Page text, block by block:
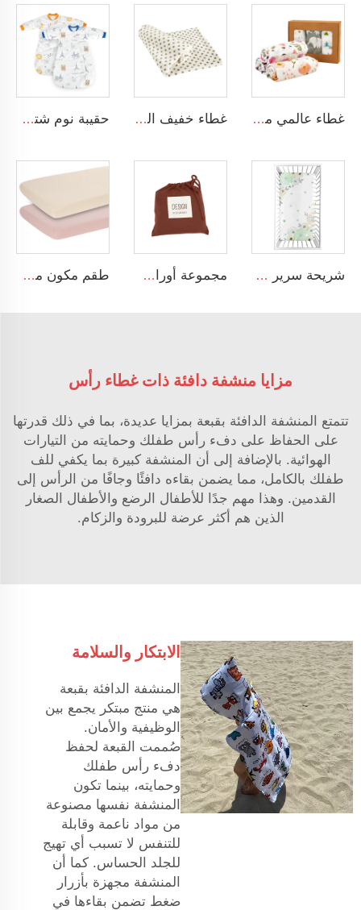
غطاء عالمي مصنوع من القطن العضوي بنسبة 100% موسولين ناعم ومريح للأطفال الرضع غطاء خفيف الوزن مقاس 30 × 40 بوصة من الفليس الناعم للغاية حقيبة نوم شتوية للأطفال الرضع من القطن 100٪ قابلة للتنفس وصديقة للبيئة
شريحة سرير أطفال بنمط زهور ناعمة من القطن العضوي للأطفال الفتيات مجموعة أوراق سرير مهد ملائمة عضوية للمهد القياسي 100٪ قطن موسلين ناعم قابل للتنفس طقم مكون من قطعتين من قماش الموسيلين القطني 100٪ بمقاس 38*24*7 بوصة، غطاء واقي ناعم مطاطي لمهد الطفل
مزايا منشفة دافئة ذات غطاء رأس
تتمتع المنشفة الدافئة بقبعة بمزايا عديدة، بما في ذلك قدرتها
على الحفاظ على دفء رأس طفلك وحمايته من التيارات
الهوائية. بالإضافة إلى أن المنشفة كبيرة بما يكفي للف
طفلك بالكامل، مما يضمن بقاءه دافئًا وجافًا من الرأس إلى
القدمين. وهذا مهم جدًا للأطفال الرضع والأطفال الصغار
الذين هم أكثر عرضة للبرودة والزكام.
الابتكار والسلامة
المنشفة الدافئة بقبعة
هي منتج مبتكر يجمع بين
الوظيفية والأمان.
صُممت القبعة لحفظ
دفء رأس طفلك
وحمايته، بينما تكون
المنشفة نفسها مصنوعة
من مواد ناعمة وقابلة
للتنفس لا تسبب أي تهيج
للجلد الحساس. كما أن
المنشفة مجهزة بأزرار
ضغط تضمن بقاءها في